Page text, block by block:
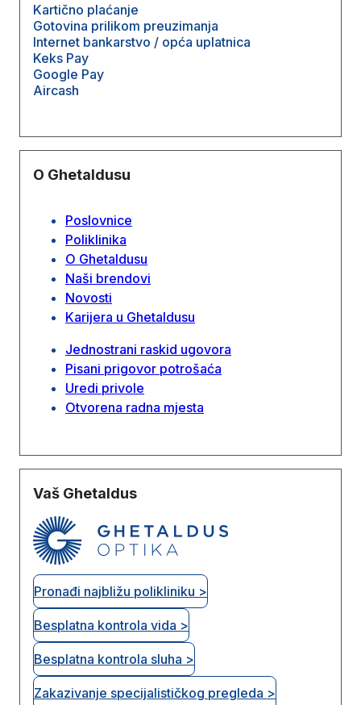
Kartično plaćanje
Gotovina prilikom preuzimanja
Internet bankarstvo / opća uplatnica
Keks Pay
Google Pay
Aircash
O Ghetaldusu
Poslovnice
Poliklinika
O Ghetaldusu
Naši brendovi
Novosti
Karijera u Ghetaldusu
Jednostrani raskid ugovora
Pisani prigovor potrošaća
Uredi privole
Otvorena radna mjesta
Vaš Ghetaldus
Pronađi najbližu polikliniku >
Besplatna kontrola vida >
Besplatna kontrola sluha >
Zakazivanje specijalističkog pregleda >